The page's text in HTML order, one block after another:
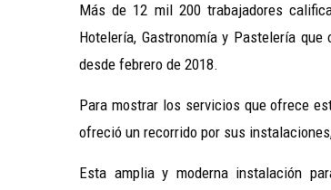
Más de 12 mil 200 trabajadores
Hotelería, Gastronomía y Pastelería
desde febrero de 2018.
Para mostrar los servicios que ofrece
ofreció un recorrido por sus
Esta amplia y moderna instalación